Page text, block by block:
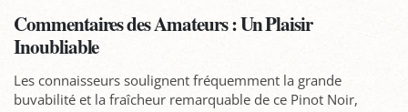
Commentaires des Amateurs : Un Plaisir
Inoubliable
Les connaisseurs soulignent fréquemment la grande
buvabilité et la fraîcheur remarquable de ce Pinot Noir,